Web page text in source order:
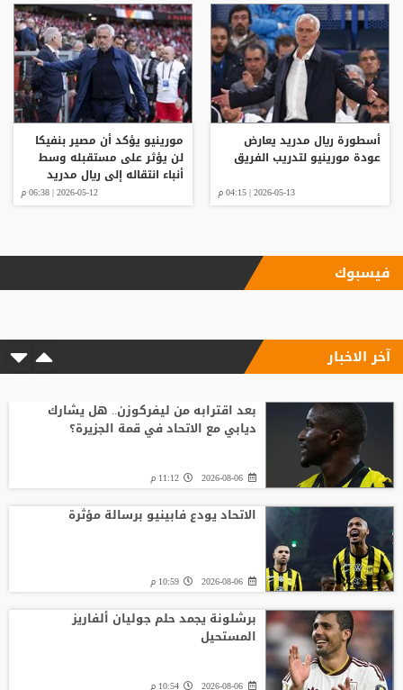
أسطورة ريال مدريد يعارض
عودة مورينيو لتدريب الفريق
2026-05-13 | 04:15 م
مورينيو يؤكد أن مصير بنفيكا
لن يؤثر على مستقبله وسط
أنباء انتقاله إلى ريال مدريد
2026-05-12 | 06:38 م
فيسبوك
آخر الاخبار
بعد اقترابه من ليفركوزن.. هل يشارك
ديابي مع الاتحاد في قمة الجزيرة؟
2026-08-06 11:12 م
الاتحاد يودع فابينيو برسالة مؤثرة
2026-08-06 10:59 م
برشلونة يجمد حلم جوليان ألفاريز
المستحيل
2026-08-06 10:54 م